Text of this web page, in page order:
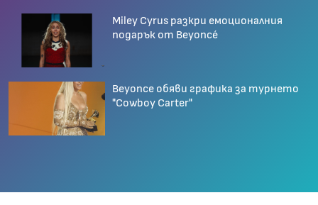
Miley Cyrus разкри емоционалния
подарък от Beyoncé
Beyonce обяви графика за турнето
"Cowboy Carter"